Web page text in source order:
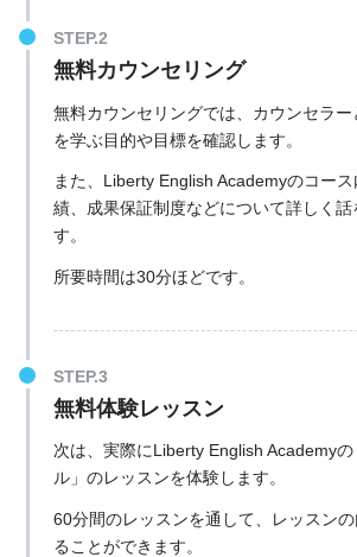
無料カウンセリング
無料カウンセリングでは、カウンセラ
を学ぶ目的や目標を確認します。
また、Liberty English Academyのコー
績、成果保証制度などについて詳しく話
す。
所要時間は30分ほどです。
無料体験レッスン
次は、実際にLiberty English Academy
ル」のレッスンを体験します。
60分間のレッスンを通して、レッスン
ることができます。